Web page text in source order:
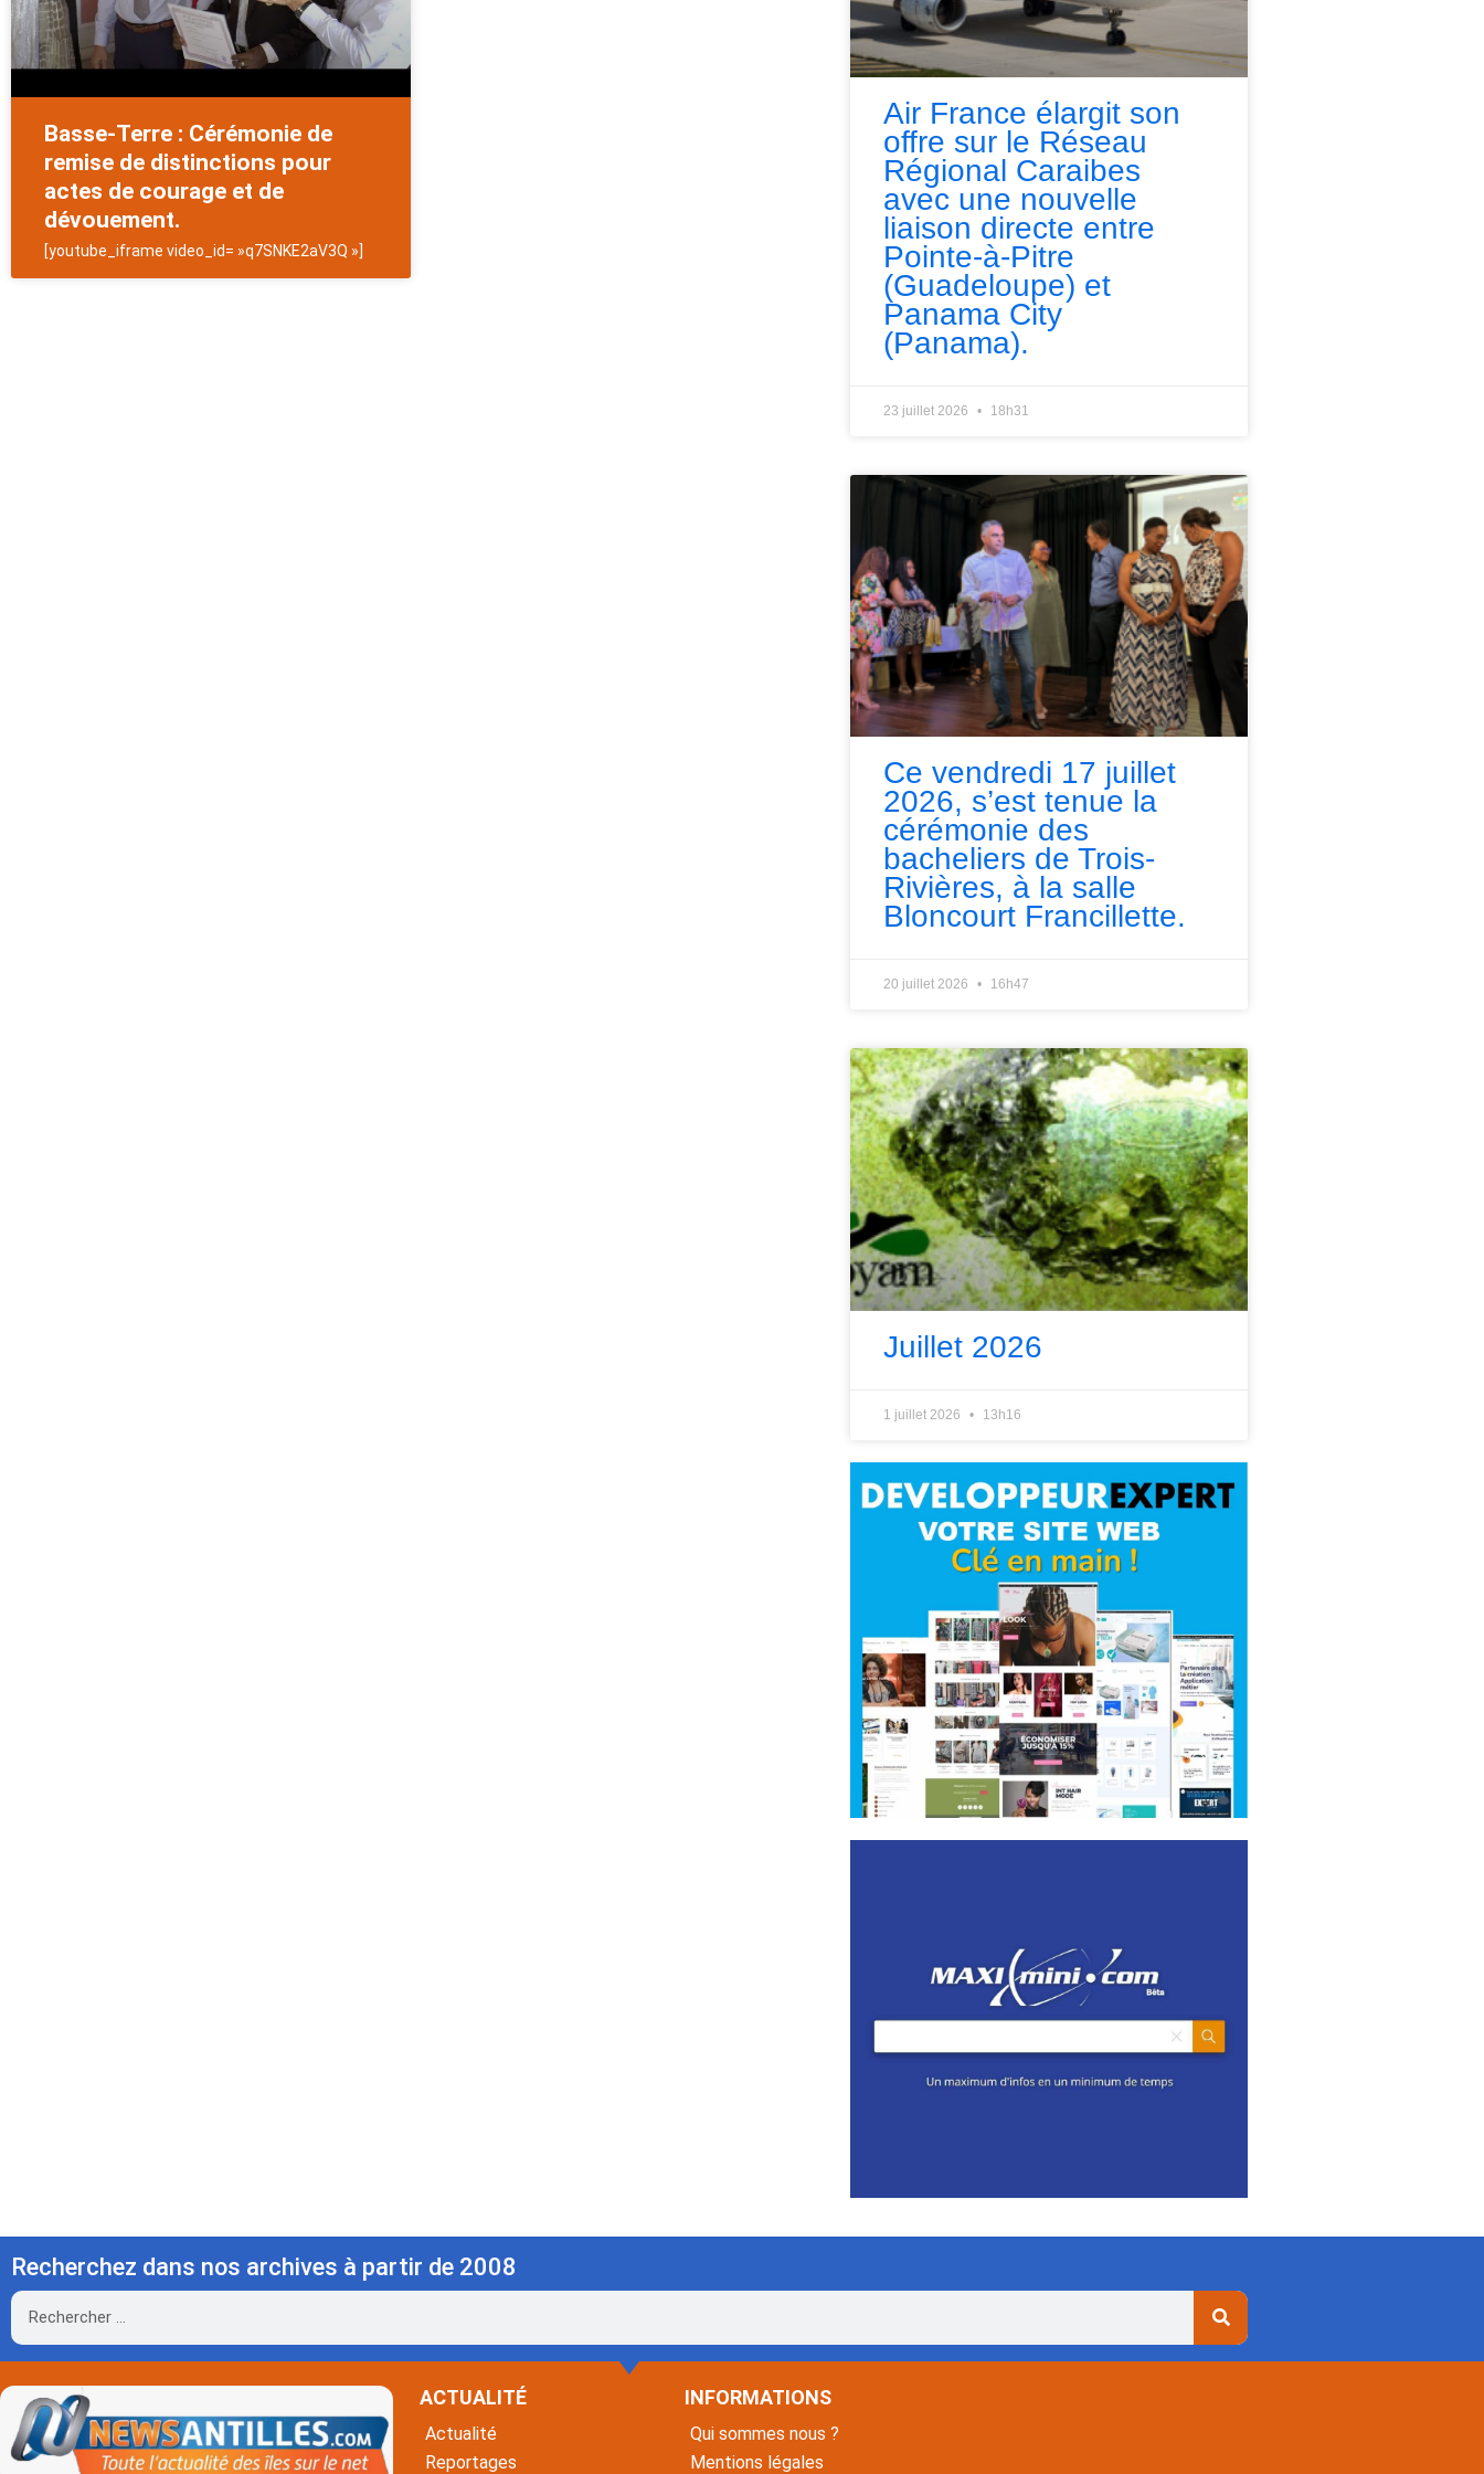
Basse-Terre : Cérémonie de
remise de distinctions pour
actes de courage et de
dévouement.
[youtube_iframe video_id= »q7SNKE2aV3Q »]
Air France élargit son
offre sur le Réseau
Régional Caraibes
avec une nouvelle
liaison directe entre
Pointe-à-Pitre
(Guadeloupe) et
Panama City
(Panama).
23 juillet 2026 18h31
Ce vendredi 17 juillet
2026, s’est tenue la
cérémonie des
bacheliers de Trois-
Rivières, à la salle
Bloncourt Francillette.
20 juillet 2026 16h47
Juillet 2026
1 juillet 2026 13h16
Recherchez dans nos archives à partir de 2008
Rechercher
ACTUALITÉ
Actualité
Reportages
INFORMATIONS
Qui sommes nous ?
Mentions légales